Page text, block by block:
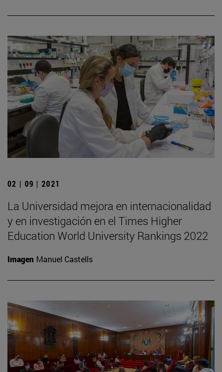
02 | 09 | 2021
La Universidad mejora en internacionalidad
y en investigación en el Times Higher
Education World University Rankings 2022
Imagen Manuel Castells